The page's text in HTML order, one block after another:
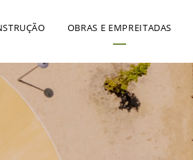
OBRAS E EMPREITADAS